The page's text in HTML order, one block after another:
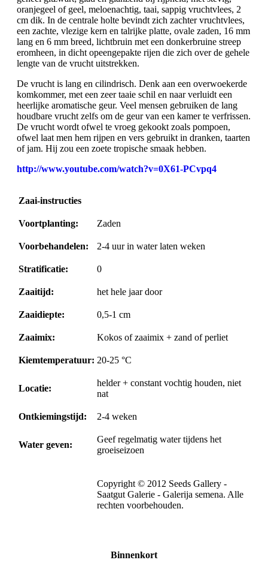
oranjegeel of geel, meloenachtig, taai, sappig vruchtvlees, 2
cm dik. In de centrale holte bevindt zich zachter vruchtvlees,
een zachte, vlezige kern en talrijke platte, ovale zaden, 16 mm
lang en 6 mm breed, lichtbruin met een donkerbruine streep
eromheen, in dicht opeengepakte rijen die zich over de gehele
lengte van de vrucht uitstrekken.
De vrucht is lang en cilindrisch. Denk aan een overwoekerde
komkommer, met een zeer taaie schil en naar verluidt een
heerlijke aromatische geur. Veel mensen gebruiken de lang
houdbare vrucht zelfs om de geur van een kamer te verfrissen.
De vrucht wordt ofwel te vroeg gekookt zoals pompoen,
ofwel laat men hem rijpen en vers gebruikt in dranken, taarten
of jam. Hij zou een zoete tropische smaak hebben.
http://www.youtube.com/watch?v=0X61-PCvpq4
Zaai-instructies
Voortplanting: Zaden
Voorbehandelen: 2-4 uur in water laten weken
Stratificatie: 0
Zaaitijd: het hele jaar door
Zaaidiepte: 0,5-1 cm
Zaaimix: Kokos of zaaimix + zand of perliet
Kiemtemperatuur: 20-25 °C
Locatie:
helder + constant vochtig houden, niet
nat
Ontkiemingstijd: 2-4 weken
Water geven:
Geef regelmatig water tijdens het
groeiseizoen
Copyright © 2012 Seeds Gallery -
Saatgut Galerie - Galerija semena. Alle
rechten voorbehouden.
Binnenkort